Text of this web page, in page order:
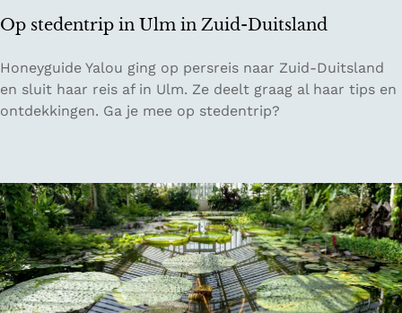
.
e
Z
i
d
-
l
l
a
n
d
Op stedentrip in Ulm in Zuid-Duitsland
O
p
s
e
n
t
r
i
p
Honeyguide Yalou ging op persreis naar Zuid-Duitsland
en sluit haar reis af in Ulm. Ze deelt graag al haar tips en
ontdekkingen. Ga je mee op stedentrip?